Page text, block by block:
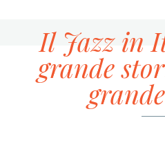
Il Jazz in
grande